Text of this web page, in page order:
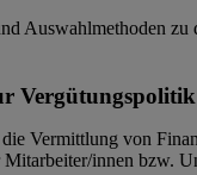
Auswahlmethoden
Vermittlung von
Mitarbeiter/innen bzw.